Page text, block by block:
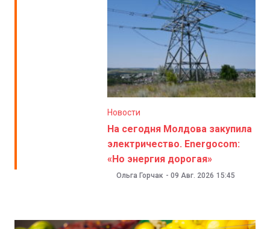
Новости
На сегодня Молдова закупила
электричество. Energocom:
«Но энергия дорогая»
Ольга Горчак - 09 Авг. 2026 15:45